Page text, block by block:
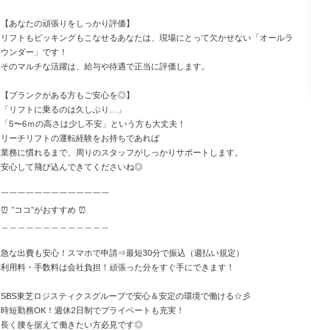
【あなたの頑張りをしっかり評価】
リフトもピッキングもこなせるあなたは、現場にとって欠かせない「オールラ
ウンダー」です！
そのマルチな活躍は、給与や待遇で正当に評価します。
【ブランクがある方もご安心を◎】
「リフトに乗るのは久しぶり…」
「5〜6ｍの高さは少し不安」という方も大丈夫！
リーチリフトの運転経験をお持ちであれば
業務に慣れるまで、周りのスタッフがしっかりサポートします。
安心して飛び込んできてくださいね◎
￣￣￣￣￣￣￣￣￣￣￣￣￣
⏰️ ”ココ”がおすすめ ⏰️
急な出費も安心！スマホで申請⇒最短30分で振込（週払い規定）
利用料・手数料は会社負担！頑張った分をすぐ手にできます！
SBS東芝ロジスティクスグループで安心＆安定の環境で働ける☆彡
時短勤務OK！週休2日制でプライベートも充実！
長く腰を据えて働きたい方必見です◎